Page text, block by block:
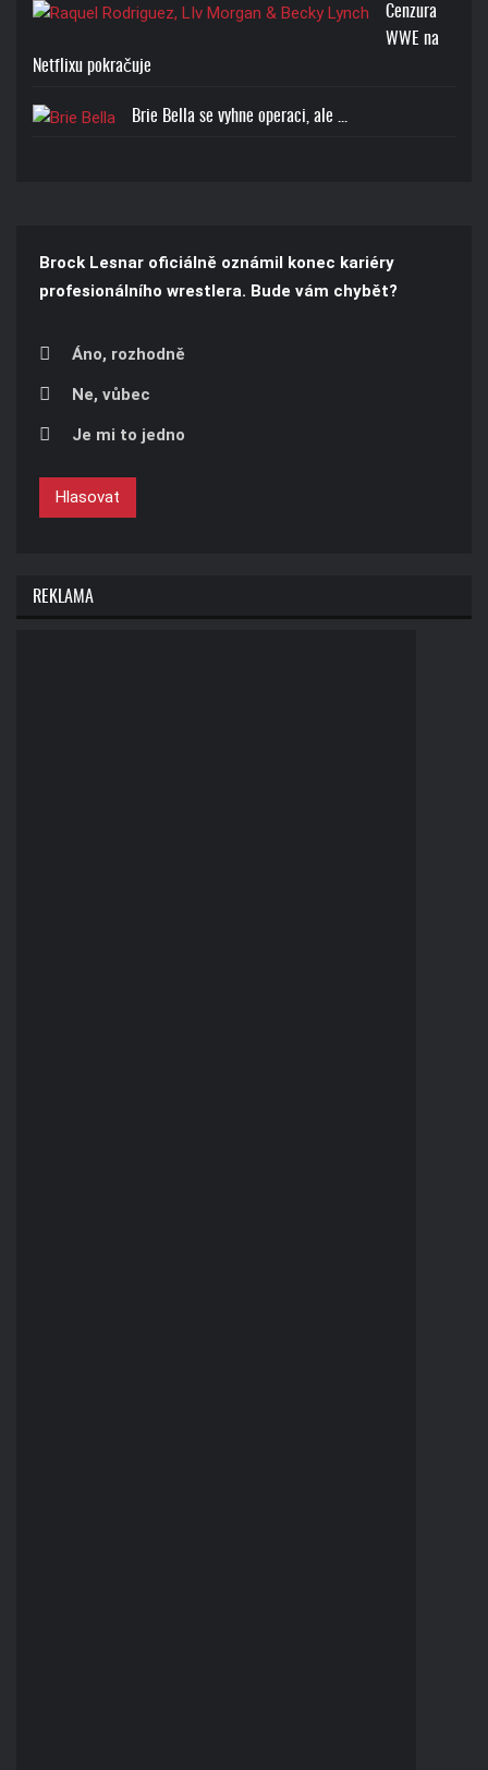
Cenzura
WWE na
Netflixu pokračuje
Brie Bella se vyhne operaci, ale ...
Brock Lesnar oficiálně oznámil konec kariéry
profesionálního wrestlera. Bude vám chybět?
Áno, rozhodně
Ne, vůbec
Je mi to jedno
Hlasovat
REKLAMA